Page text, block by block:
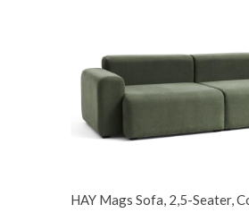
HAY Mags Sofa, 2,5-Seater,